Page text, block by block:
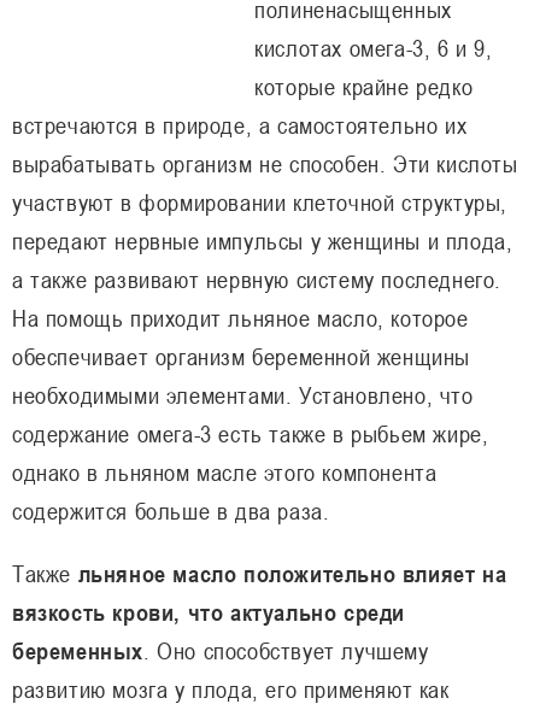
полиненасыщенных
кислотах омега-3, 6 и 9,
которые крайне редко
встречаются в природе, а самостоятельно их
вырабатывать организм не способен. Эти кислоты
участвуют в формировании клеточной структуры,
передают нервные импульсы у женщины и плода,
а также развивают нервную систему последнего.
На помощь приходит льняное масло, которое
обеспечивает организм беременной женщины
необходимыми элементами. Установлено, что
содержание омега-3 есть также в рыбьем жире,
однако в льняном масле этого компонента
содержится больше в два раза.
Также льняное масло положительно влияет на
вязкость крови, что актуально среди
беременных . Оно способствует лучшему
развитию мозга у плода, его применяют как